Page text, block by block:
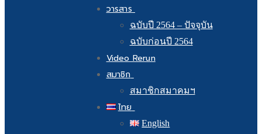
วารสาร
ฉบับปี 2564 – ปัจจุบัน
ฉบับก่อนปี 2564
Video Rerun
สมาชิก
สมาชิกสมาคมฯ
ไทย
English